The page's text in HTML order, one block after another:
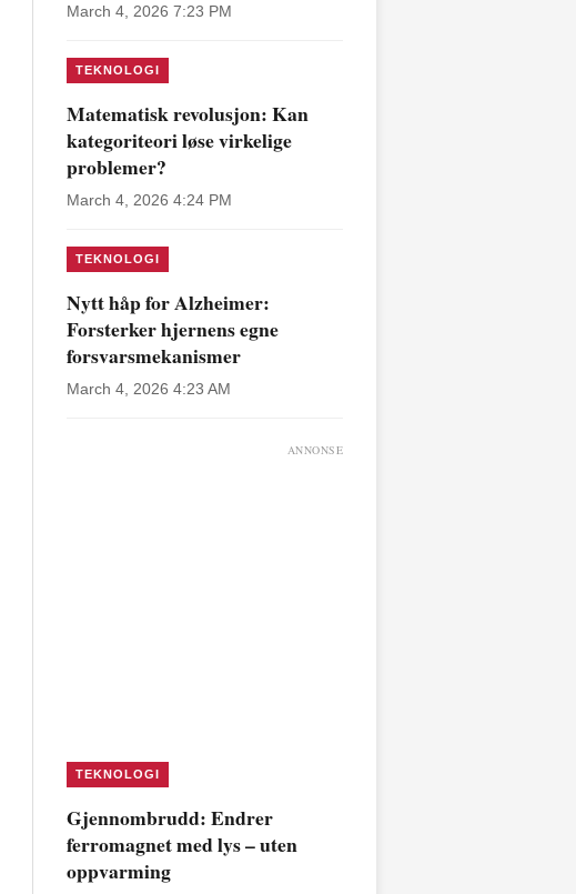
March 4, 2026 7:23 PM
TEKNOLOGI
Matematisk revolusjon: Kan
kategoriteori løse virkelige
problemer?
March 4, 2026 4:24 PM
TEKNOLOGI
Nytt håp for Alzheimer:
Forsterker hjernens egne
forsvarsmekanismer
March 4, 2026 4:23 AM
ANNONSE
TEKNOLOGI
Gjennombrudd: Endrer
ferromagnet med lys – uten
oppvarming